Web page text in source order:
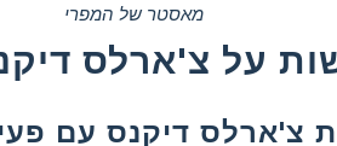
מאסטר של המפרי
על צ'ארלס
צ'ארלס דיקנס עם